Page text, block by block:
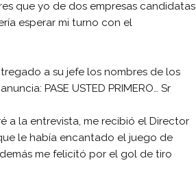
que yo de dos empresas candidatas
esperar mi turno con el
a su jefe los nombres de los
PASE USTED PRIMERO… Sr
a la entrevista, me recibió el Director
le había encantado el juego de
me felicitó por el gol de tiro